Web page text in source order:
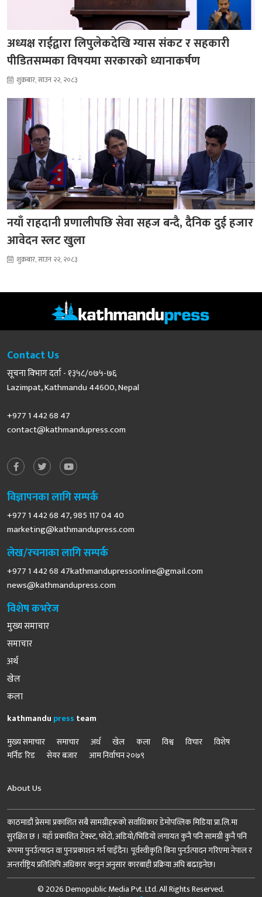
अध्यक्ष राईद्वारा लिपुलेकदेखि ग्यास संकट र सहकारी
पीडितसम्मका विषयमा सरकारको ध्यानाकर्षण
शुक्रबार, साउन २२, २०८३
नयाँ राहदानी प्रणालीपछि सेवा सहज बन्दै, दैनिक दुई हजार
आवेदन स्लट खुला
शुक्रबार, साउन २२, २०८३
Contact Us
सूचना विभाग दर्ता - १३५८/०७५-७६
Lazimpat, Kathmandu 44600, Nepal
+977 1 442 68 47
contact@kathmandupress.com
विज्ञापनका लागि सम्पर्क
+977 1 442 68 47, 985 117 04 40
marketing@kathmandupress.com
लेख/रचनाका लागि सम्पर्क
+977 1 442 68 47kathmandupressonline@gmail.com
news@kathmandupress.com
विशेष कभरेज
मुख्य समाचार
समाचार
अर्थ
खेल
कला
kathmandu press team
मुख्य समाचार
समाचार अर्थ खेल कला विश्व विचार
विशेष
मर्निङ रिड
सेयर बजार आम निर्वाचन २०७९
About Us
काठमाडौं प्रेसमा प्रकाशित सबै सामग्रीहरूको सर्वाधिकार डेमोपव्लिक मिडिया प्रा.लि.मा
सुरक्षित छ । यहाँ प्रकाशित टेक्स्ट, फोटो, अडियो/भिडियो लगायत कुनै पनि सामग्री कुनै पनि
रूपमा पुनर्उत्पादन वा पुनःप्रकाशन गर्न पाइँदैन। पूर्वस्वीकृति बिना पुनर्उत्पादन गरिएमा नेपाल र
अन्तर्राष्ट्रिय प्रतिलिपि अधिकार कानुन अनुसार कारबाही प्रक्रिया अघि बढाइनेछ।
© 2026 Demopublic Media Pvt. Ltd. All Rights Reserved.